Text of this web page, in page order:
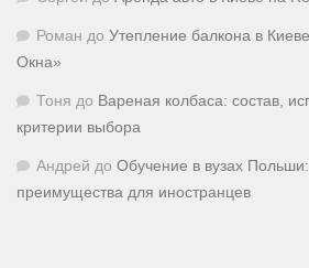
Роман до Утепление балкона в
Окна»
Тоня до Вареная колбаса: состав,
критерии выбора
Андрей до Обучение в вузах
преимущества для иностранцев